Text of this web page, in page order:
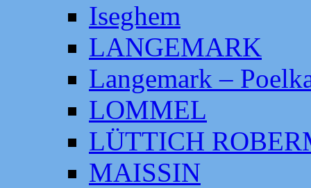
Iseghem
LANGEMARK
Langemark –
LOMMEL
LÜTTICH
MAISSIN